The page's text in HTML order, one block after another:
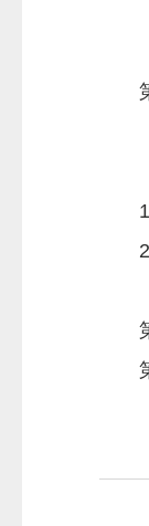
（
（
第
（
（
1.
2.
（
第
第